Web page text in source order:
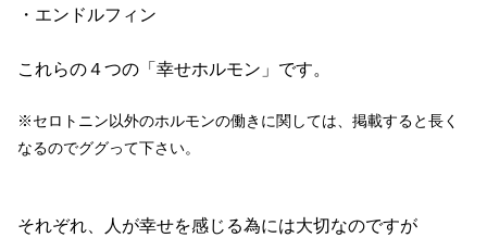
・エンドルフィン
これらの４つの「幸せホルモン」です。
※セロトニン以外のホルモンの働きに関しては、掲載すると長く
なるのでググって下さい。
それぞれ、人が幸せを感じる為には大切なのですが